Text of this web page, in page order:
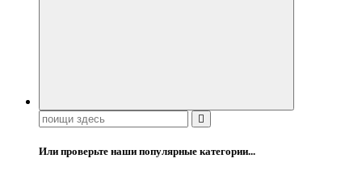
Поиск:
Или проверьте наши популярные категории...